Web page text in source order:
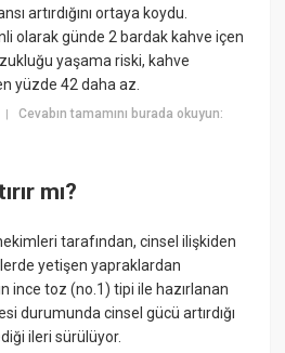
artırdığını ortaya koydu.
olarak günde 2 bardak kahve içen
yaşama riski, kahve
yüzde 42 daha az.
|Cevabın tamamını burada okuyun:
mı?
tarafından, cinsel ilişkiden
yetişen yapraklardan
ince toz (no.1) tipi ile hazırlanan
durumunda cinsel gücü artırdığı
ileri sürülüyor.